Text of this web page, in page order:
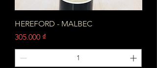
HEREFORD - MALBEC
Giá
305.000 ₫